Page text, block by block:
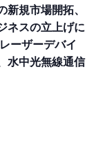
規市場開拓、
ネスの立上げに
ーザーデバイ
水中光無線通信